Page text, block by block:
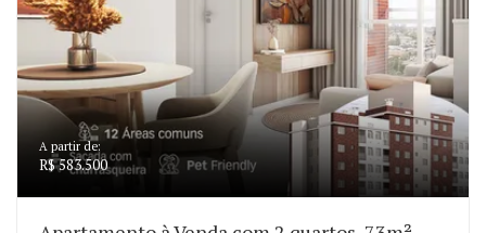
A partir de:
R$ 583.500